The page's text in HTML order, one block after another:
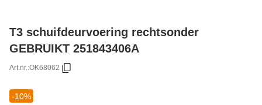
T3 schuifdeurvoering rechtsonder
GEBRUIKT 251843406A
Art.nr.:OK68062
-10%